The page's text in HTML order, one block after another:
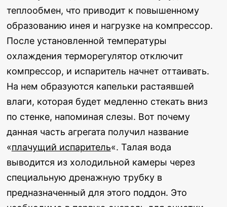
теплообмен, что приводит к повышенному
образованию инея и нагрузке на компрессор.
После установленной температуры
охлаждения терморегулятор отключит
компрессор, и испаритель начнет оттаивать.
На нем образуются капельки растаявшей
влаги, которая будет медленно стекать вниз
по стенке, напоминая слезы. Вот почему
данная часть агрегата получил название
«плачущий испаритель«. Талая вода
выводится из холодильной камеры через
специальную дренажную трубку в
предназначенный для этого поддон. Это